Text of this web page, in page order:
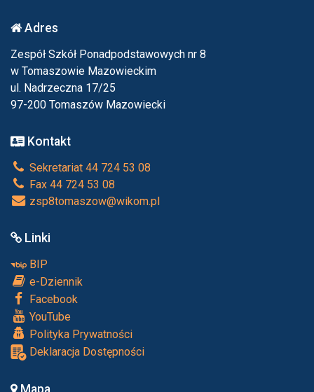
Adres
Zespół Szkół Ponadpodstawowych nr 8
w Tomaszowie Mazowieckim
ul. Nadrzeczna 17/25
97-200 Tomaszów Mazowiecki
Kontakt
Sekretariat 44 724 53 08
Fax 44 724 53 08
zsp8tomaszow@wikom.pl
Linki
BIP
e-Dziennik
Facebook
YouTube
Polityka Prywatności
Deklaracja Dostępności